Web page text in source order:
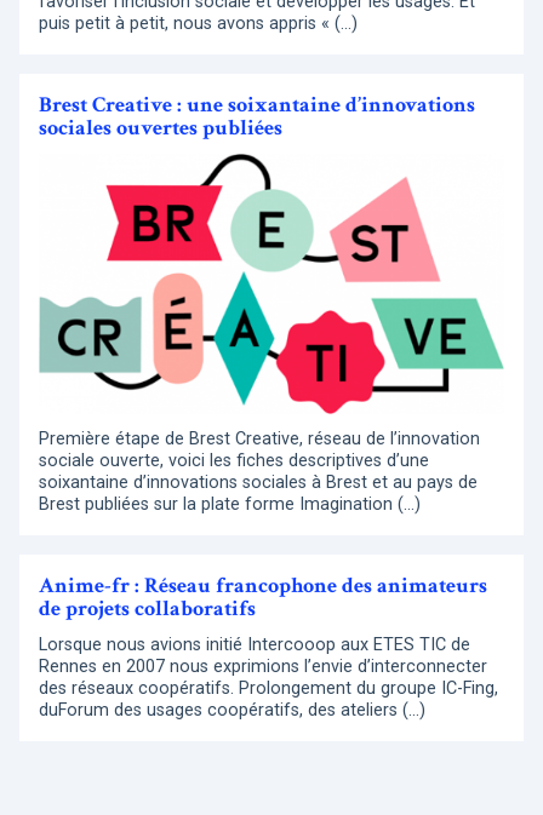
puis petit à petit, nous avons appris « (…)
Brest Creative : une soixantaine d’innovations
sociales ouvertes publiées
Première étape de Brest Creative, réseau de l’innovation
sociale ouverte, voici les fiches descriptives d’une
soixantaine d’innovations sociales à Brest et au pays de
Brest publiées sur la plate forme Imagination (…)
Anime-fr : Réseau francophone des animateurs
de projets collaboratifs
Lorsque nous avions initié Intercooop aux ETES TIC de
Rennes en 2007 nous exprimions l’envie d’interconnecter
des réseaux coopératifs. Prolongement du groupe IC-Fing,
duForum des usages coopératifs, des ateliers (…)